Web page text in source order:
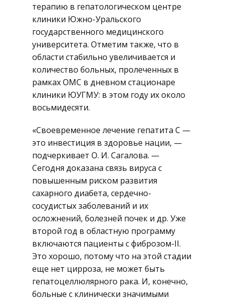
терапию в гепатологическом центре
клиники Южно-Уральского
государственного медицинского
университета. Отметим также, что в
области стабильно увеличивается и
количество больных, пролеченных в
рамках ОМС в дневном стационаре
клиники ЮУГМУ: в этом году их около
восьмидесяти.
«Своевременное лечение гепатита C —
это инвестиция в здоровье нации, —
подчеркивает О. И. Сагалова. —
Сегодня доказана связь вируса с
повышенным риском развития
сахарного диабета, сердечно-
сосудистых заболеваний и их
осложнений, болезней почек и др. Уже
второй год в областную программу
включаются пациенты с фиброзом-II.
Это хорошо, потому что на этой стадии
еще нет цирроза, не может быть
гепатоцеллюлярного рака. И, конечно,
больные с клинически значимыми